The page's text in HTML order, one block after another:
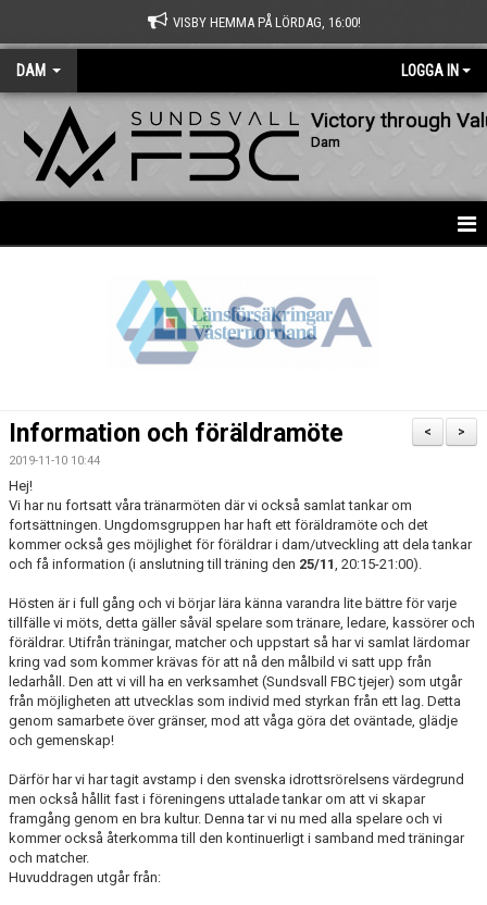
VISBY HEMMA PÅ LÖRDAG, 16:00!
DAM LOGGA IN
Victory through
Dam
TRUPPEN
DOKUMENT
BILDGALLERI
KONTAKT
BETALNINGSINFORMATION
>
<
Information och föräldramöte
2019-11-10 10:44
Hej!
Vi har nu fortsatt våra tränarmöten där vi också samlat tankar om
fortsättningen. Ungdomsgruppen har haft ett föräldramöte och det
kommer också ges möjlighet för föräldrar i dam/utveckling att dela tankar
och få information (i anslutning till träning den 25/11, 20:15-21:00).
Hösten är i full gång och vi börjar lära känna varandra lite bättre för varje
tillfälle vi möts, detta gäller såväl spelare som tränare, ledare, kassörer och
föräldrar. Utifrån träningar, matcher och uppstart så har vi samlat lärdomar
kring vad som kommer krävas för att nå den målbild vi satt upp från
ledarhåll. Den att vi vill ha en verksamhet (Sundsvall FBC tjejer) som utgår
från möjligheten att utvecklas som individ med styrkan från ett lag. Detta
genom samarbete över gränser, mod att våga göra det oväntade, glädje
och gemenskap!
Därför har vi har tagit avstamp i den svenska idrottsrörelsens värdegrund
men också hållit fast i föreningens uttalade tankar om att vi skapar
framgång genom en bra kultur. Denna tar vi nu med alla spelare och vi
kommer också återkomma till den kontinuerligt i samband med träningar
och matcher.
Huvuddragen utgår från: